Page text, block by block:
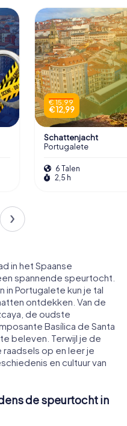
€ 15,99
€ 12,99
Schattenjacht
Portugalete
6 Talen
2,5 h
in het Spaanse
spannende speurtocht.
in Portugalete kun je tal
ontdekken. Van de
de oudste
Basílica de Santa
beleven. Terwijl je de
op en leer je
en cultuur van
de speurtocht in